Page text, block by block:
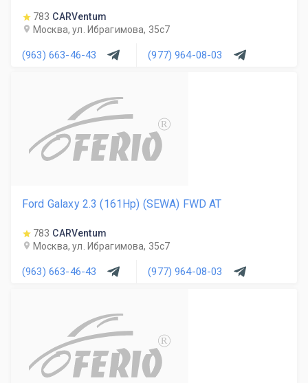
783 CARVentum
Москва, ул. Ибрагимова, 35с7
(963) 663-46-43 (977) 964-08-03
R
Ford Galaxy 2.3 (161Hp) (SEWA) FWD AT
783 CARVentum
Москва, ул. Ибрагимова, 35с7
(963) 663-46-43 (977) 964-08-03
R